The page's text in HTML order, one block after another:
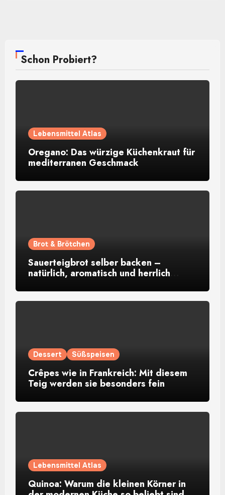
Schon Probiert?
Lebensmittel Atlas
Oregano: Das würzige Küchenkraut für
mediterranen Geschmack
Brot & Brötchen
Sauerteigbrot selber backen –
natürlich, aromatisch und herrlich
Dessert Süßspeisen
Crêpes wie in Frankreich: Mit diesem
Teig werden sie besonders fein
Lebensmittel Atlas
Quinoa: Warum die kleinen Körner in